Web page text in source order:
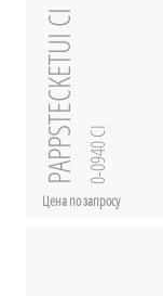
Цена по запросу
PAPPSTECKETUI CI 0-0940 CI